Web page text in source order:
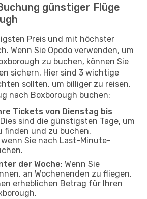
günstiger Flüge
Preis und mit höchster
Wenn Sie Opodo verwenden, um
zu buchen, können Sie
sichern. Hier sind 3 wichtige
sollten, um billiger zu reisen,
nach Boxborough buchen:
Tickets von Dienstag bis
sind die günstigsten Tage, um
finden und zu buchen,
Sie nach Last-Minute-
der Woche: Wenn Sie
an Wochenenden zu fliegen,
erheblichen Betrag für Ihren